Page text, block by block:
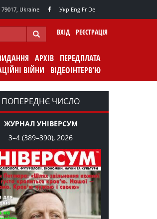
Ukraine Укр Eng Fr De
ВХІД РЕЄСТРАЦІЯ
АРХІВ ПЕРЕДПЛАТА
ВІЙНИ ВІДЕОІНТЕРВ'Ю
ПОПЕРЕДНЄ ЧИСЛО
ЖУРНАЛ УНІВЕРСУМ
3–4 (389–390), 2026